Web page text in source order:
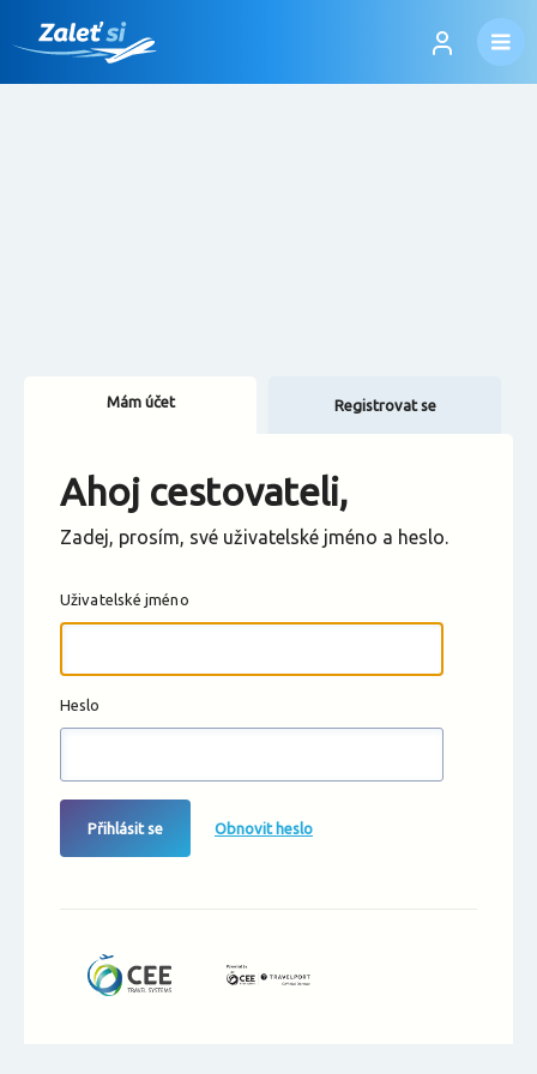
Změnit měnu
Mám účet Registrovat se
Ahoj cestovateli,
Zadej, prosím, své uživatelské jméno a heslo.
Uživatelské jméno
Heslo
Přihlásit se Obnovit heslo